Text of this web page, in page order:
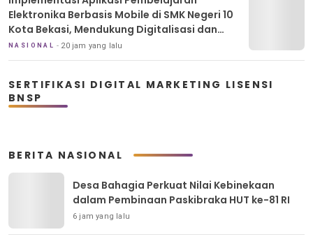
Elektronika Berbasis Mobile di SMK Negeri 10
Kota Bekasi, Mendukung Digitalisasi dan
Inovasi Pembelajaran
NASIONAL 20 jam yang lalu
SERTIFIKASI DIGITAL MARKETING LISENSI
BNSP
BERITA NASIONAL
Desa Bahagia Perkuat Nilai Kebinekaan
dalam Pembinaan Paskibraka HUT ke-81 RI
6 jam yang lalu